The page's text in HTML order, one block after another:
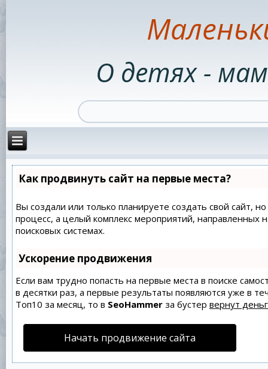
О детях -
Как продвинуть сайт на первые места?
Вы создали или только планируете создать свой сайт,
процесс, а целый комплекс мероприятий,
поисковых системах.
Ускорение продвижения
Если вам трудно попасть на первые места в поиске
в десятки раз, а первые результаты появляются уже в
Топ10 за месяц, то в SeoHammerза бустер вернут
Начать продвижение сайта